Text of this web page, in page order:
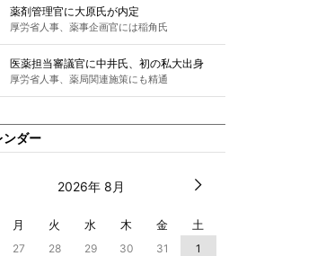
薬剤管理官に大原氏が内定
厚労省人事、薬事企画官には稲角氏
医薬担当審議官に中井氏、初の私大出身
厚労省人事、薬局関連施策にも精通
ンダー
2026年 8月
月 火 水 木 金 土
27 28 29 30 31
1